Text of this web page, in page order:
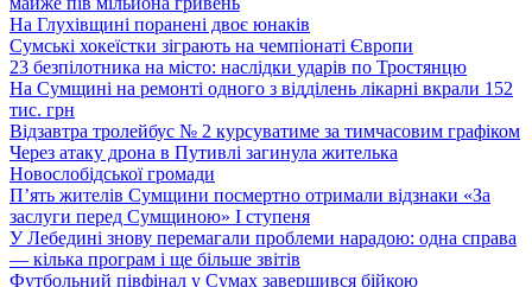
На Глухівщині поранені двоє юнаків
Сумські хокеїстки зіграють на чемпіонаті Європи
23 безпілотника на місто: наслідки ударів по Тростянцю
На Сумщині на ремонті одного з відділень лікарні вкрали 152
тис. грн
Відзавтра тролейбус № 2 курсуватиме за тимчасовим графіком
Через атаку дрона в Путивлі загинула жителька
Новослобідської громади
П’ять жителів Сумщини посмертно отримали відзнаки «За
заслуги перед Сумщиною» І ступеня
У Лебедині знову перемагали проблеми нарадою: одна справа
— кілька програм і ще більше звітів
Футбольний півфінал у Сумах завершився бійкою